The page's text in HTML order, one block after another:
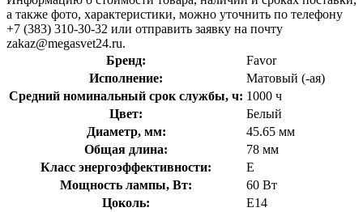
а также фото, характеристики, можно уточнить по телефону
+7 (383) 310-30-32 или отправить заявку на почту
zakaz@megasvet24.ru.
Бренд:
Favor
Исполнение:
Матовый (-ая)
Средний номинальный срок службы, ч: 1000 ч
Цвет:
Белый
Диаметр, мм:
45.65 мм
Общая длина:
78 мм
Класс энергоэффективности:
E
Мощность лампы, Вт:
60 Вт
Цоколь:
E14